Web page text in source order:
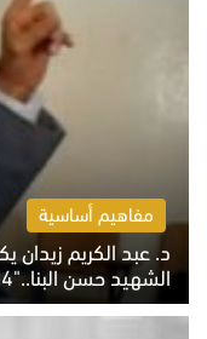
مفاهيم أساسية
د. عبد الكريم زيدان
الشهيد حسن البنا.."4"
الخميس 6 أغسطس 2026 10:27 ص